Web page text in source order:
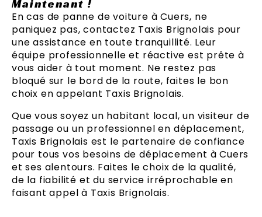
Maintenant !
En cas de panne de voiture à Cuers, ne
paniquez pas, contactez Taxis Brignolais pour
une assistance en toute tranquillité. Leur
équipe professionnelle et réactive est prête à
vous aider à tout moment. Ne restez pas
bloqué sur le bord de la route, faites le bon
choix en appelant Taxis Brignolais.
Que vous soyez un habitant local, un visiteur de
passage ou un professionnel en déplacement,
Taxis Brignolais est le partenaire de confiance
pour tous vos besoins de déplacement à Cuers
et ses alentours. Faites le choix de la qualité,
de la fiabilité et du service irréprochable en
faisant appel à Taxis Brignolais.